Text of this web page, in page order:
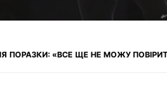
ПОРАЗКИ: «ВСЕ ЩЕ НЕ МОЖУ